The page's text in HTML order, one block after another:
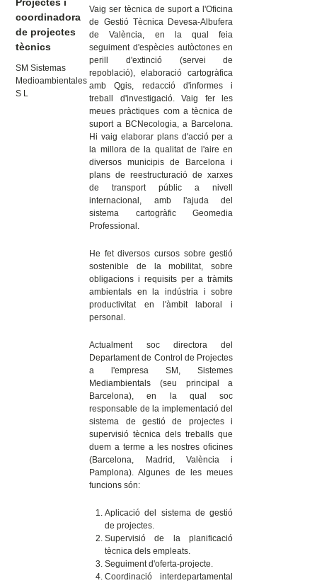
Projectes i
coordinadora
de projectes
tècnics
SM Sistemas
Medioambientales
S L
Vaig ser tècnica de suport a l'Oficina
de Gestió Tècnica Devesa-Albufera
de València, en la qual feia
seguiment d'espècies autòctones en
perill d'extinció (servei de
repoblació), elaboració cartogràfica
amb Qgis, redacció d'informes i
treball d'investigació. Vaig fer les
meues pràctiques com a tècnica de
suport a BCNecologia, a Barcelona.
Hi vaig elaborar plans d'acció per a
la millora de la qualitat de l'aire en
diversos municipis de Barcelona i
plans de reestructuració de xarxes
de transport públic a nivell
internacional, amb l'ajuda del
sistema cartogràfic Geomedia
Professional.
He fet diversos cursos sobre gestió
sostenible de la mobilitat, sobre
obligacions i requisits per a tràmits
ambientals en la indústria i sobre
productivitat en l'àmbit laboral i
personal.
Actualment soc directora del
Departament de Control de Projectes
a l'empresa SM, Sistemes
Mediambientals (seu principal a
Barcelona), en la qual soc
responsable de la implementació del
sistema de gestió de projectes i
supervisió tècnica dels treballs que
duem a terme a les nostres oficines
(Barcelona, Madrid, València i
Pamplona). Algunes de les meues
funcions són:
Aplicació del sistema de gestió
de projectes.
Supervisió de la planificació
tècnica dels empleats.
Seguiment d'oferta-projecte.
Coordinació interdepartamental